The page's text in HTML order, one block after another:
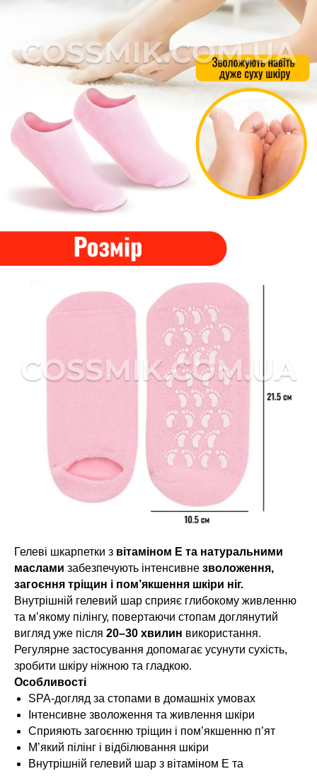
Гелеві шкарпетки з вітаміном Е та натуральними
маслами забезпечують інтенсивне зволоження,
загоєння тріщин і пом’якшення шкіри ніг.
Внутрішній гелевий шар сприяє глибокому живленню
та м’якому пілінгу, повертаючи стопам доглянутий
вигляд уже після 20–30 хвилин використання.
Регулярне застосування допомагає усунути сухість,
зробити шкіру ніжною та гладкою.
Особливості
SPA-догляд за стопами в домашніх умовах
Інтенсивне зволоження та живлення шкіри
Сприяють загоєнню тріщин і пом’якшенню п’ят
М’який пілінг і відбілювання шкіри
Внутрішній гелевий шар з вітаміном Е та